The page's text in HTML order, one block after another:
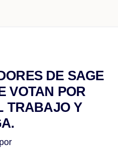
DE SAGE
VOTAN POR
TRABAJO Y